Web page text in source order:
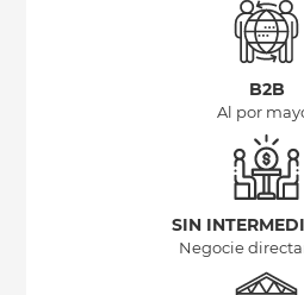
B2B
Al por
SIN
Negocie